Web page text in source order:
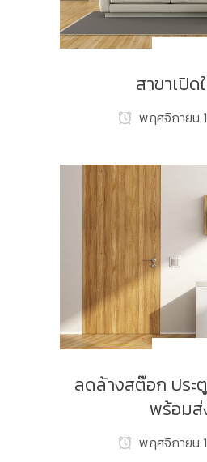
สาขาเปิด
พฤศจิกายน
ลดล้างสต๊อก ประ
พร้อมส่
พฤศจิกายน